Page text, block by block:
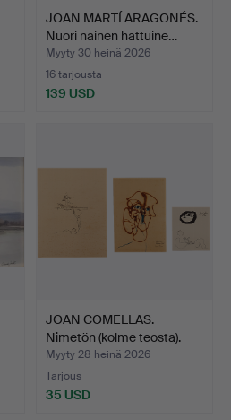
JOAN MARTÍ ARAGONÉS.
Nuori nainen hattuine…
Myyty 30 heinä 2026
16 tarjousta
139 USD
JOAN COMELLAS.
Nimetön (kolme teosta).
Myyty 28 heinä 2026
Tarjous
35 USD